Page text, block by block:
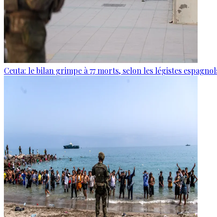
Ceuta: le bilan grimpe à 77 morts, selon les légistes